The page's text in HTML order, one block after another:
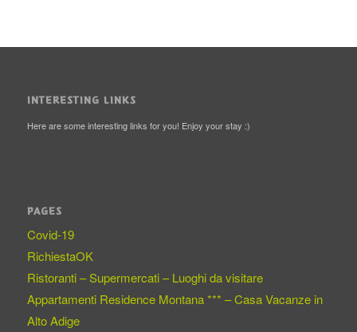
INTERESTING LINKS
Here are some interesting links for you! Enjoy your stay :)
PAGES
Covid-19
RichiestaOK
Ristoranti – Supermercati – Luoghi da visitare
Appartamenti Residence Montana *** – Casa Vacanze in
Alto Adige